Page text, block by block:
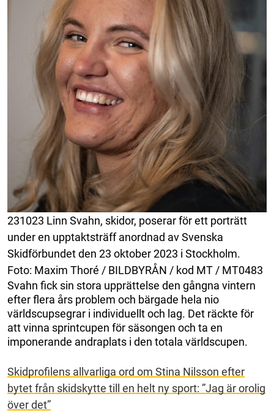
231023 Linn Svahn, skidor, poserar för ett porträtt
under en upptaktsträff anordnad av Svenska
Skidförbundet den 23 oktober 2023 i Stockholm.
Foto: Maxim Thoré / BILDBYRÅN / kod MT / MT0483
Svahn fick sin stora upprättelse den gångna vintern
efter flera års problem och bärgade hela nio
världscupsegrar i individuellt och lag. Det räckte för
att vinna sprintcupen för säsongen och ta en
imponerande andraplats i den totala världscupen.
Skidprofilens allvarliga ord om Stina Nilsson efter
bytet från skidskytte till en helt ny sport: ”Jag är orolig
över det”